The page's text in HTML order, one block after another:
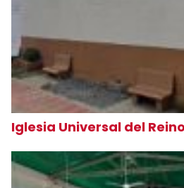
Iglesia Universal del